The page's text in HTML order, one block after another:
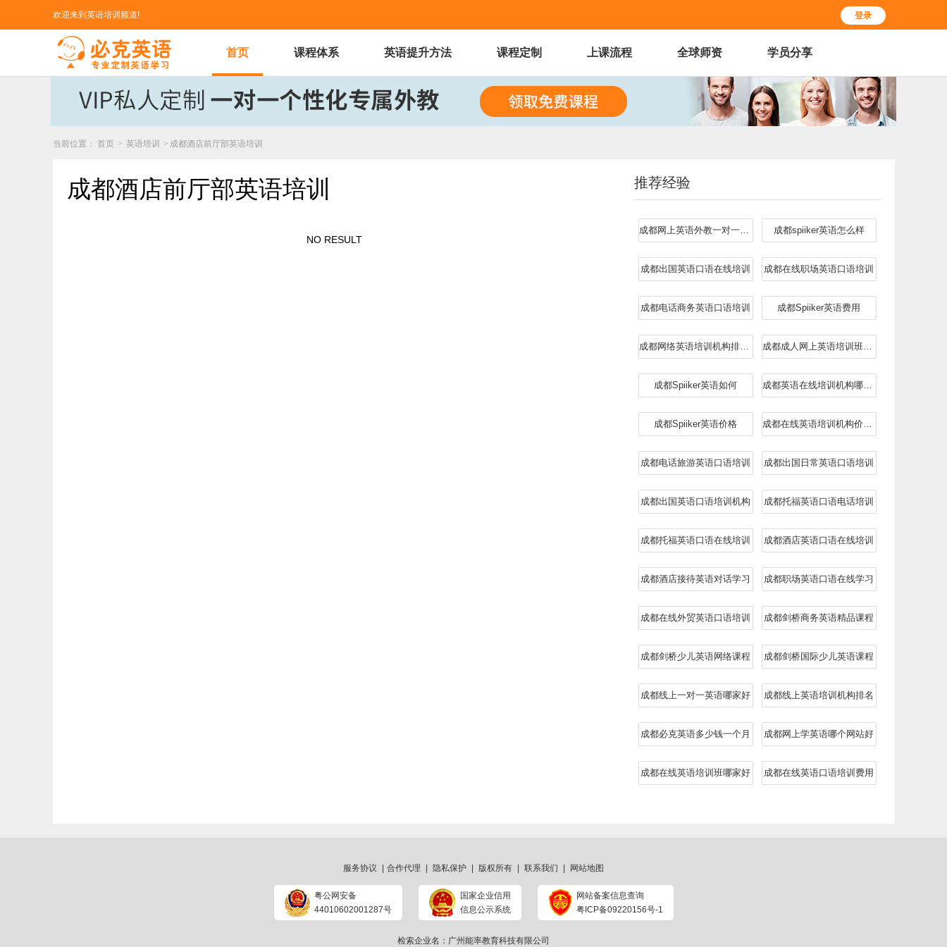
登录
欢迎来到英语培训频道!
首页 课程体系 英语提升方法 课程定制 上课流程 全球师资 学员分享
当前位置： 首页 > 英语培训 > 成都酒店前厅部英语培训
成都酒店前厅部英语培训
NO RESULT
推荐经验
成都网上英语外教一对一哪个好 成都spiiker英语怎么样
成都出国英语口语在线培训 成都在线职场英语口语培训
成都电话商务英语口语培训 成都Spiiker英语费用
成都网络英语培训机构排行榜 成都成人网上英语培训班排名
成都Spiiker英语如何 成都英语在线培训机构哪个好
成都Spiiker英语价格 成都在线英语培训机构价目表
成都电话旅游英语口语培训 成都出国日常英语口语培训
成都出国英语口语培训机构 成都托福英语口语电话培训
成都托福英语口语在线培训 成都酒店英语口语在线培训
成都酒店接待英语对话学习 成都职场英语口语在线学习
成都在线外贸英语口语培训 成都剑桥商务英语精品课程
成都剑桥少儿英语网络课程 成都剑桥国际少儿英语课程
成都线上一对一英语哪家好 成都线上英语培训机构排名
成都必克英语多少钱一个月 成都网上学英语哪个网站好
成都在线英语培训班哪家好 成都在线英语口语培训费用
服务协议 合作代理 隐私保护 版权所有 联系我们 网站地图
粤公网安备
44010602001287号
国家企业信用
信息公示系统
网站备案信息查询
粤ICP备09220156号-1
检索企业名：广州能率教育科技有限公司